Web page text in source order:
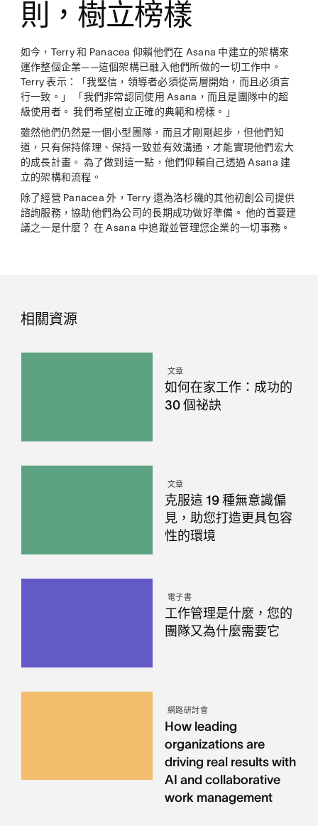
則，樹立榜樣
如今，Terry 和 Panacea 仰賴他們在 Asana 中建立的架構來
運作整個企業——這個架構已融入他們所做的一切工作中。
Terry 表示：「我堅信，領導者必須從高層開始，而且必須言
行一致。」 「我們非常認同使用 Asana，而且是團隊中的超
級使用者。 我們希望樹立正確的典範和榜樣。」
雖然他們仍然是一個小型團隊，而且才剛剛起步，但他們知
道，只有保持條理、保持一致並有效溝通，才能實現他們宏大
的成長計畫。 為了做到這一點，他們仰賴自己透過 Asana 建
立的架構和流程。
除了經營 Panacea 外，Terry 還為洛杉磯的其他初創公司提供
諮詢服務，協助他們為公司的長期成功做好準備。 他的首要建
議之一是什麼？ 在 Asana 中追蹤並管理您企業的一切事務。
相關資源
文章
如何在家工作：成功的
30 個祕訣
文章
克服這 19 種無意識偏
見，助您打造更具包容
性的環境
電子書
工作管理是什麼，您的
團隊又為什麼需要它
網路研討會
How leading
organizations are
driving real results with
AI and collaborative
work management